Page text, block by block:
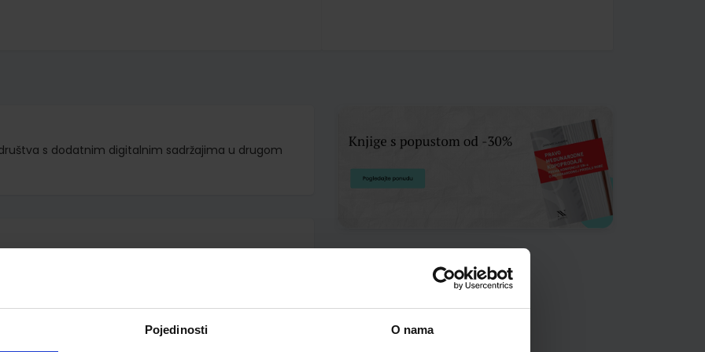
Pojedinosti O nama
i društva s dodatnim digitalnim sadržajima u drugom
Alena Letina